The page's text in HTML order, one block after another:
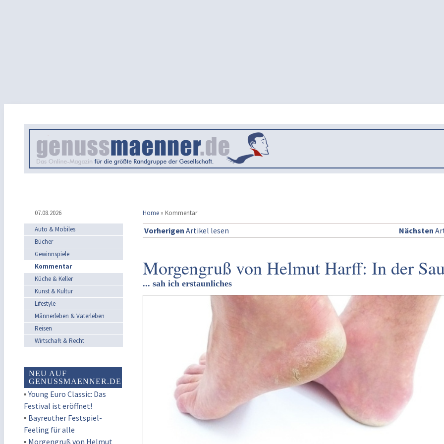
07.08.2026 Home » Kommentar
Auto & Mobiles
Bücher
Gewinnspiele
Kommentar
Küche & Keller
Kunst & Kultur
Lifestyle
Männerleben & Vaterleben
Reisen
Wirtschaft & Recht
NEU AUF
GENUSSMAENNER.DE
▪Young Euro Classic: Das
Festival ist eröffnet!
▪ Bayreuther Festspiel-
Feeling für alle
▪ Morgengruß von Helmut
Vorherigen Artikel lesen Nächsten
Morgengruß von Helmut Harff: In der
... sah ich erstaunliches